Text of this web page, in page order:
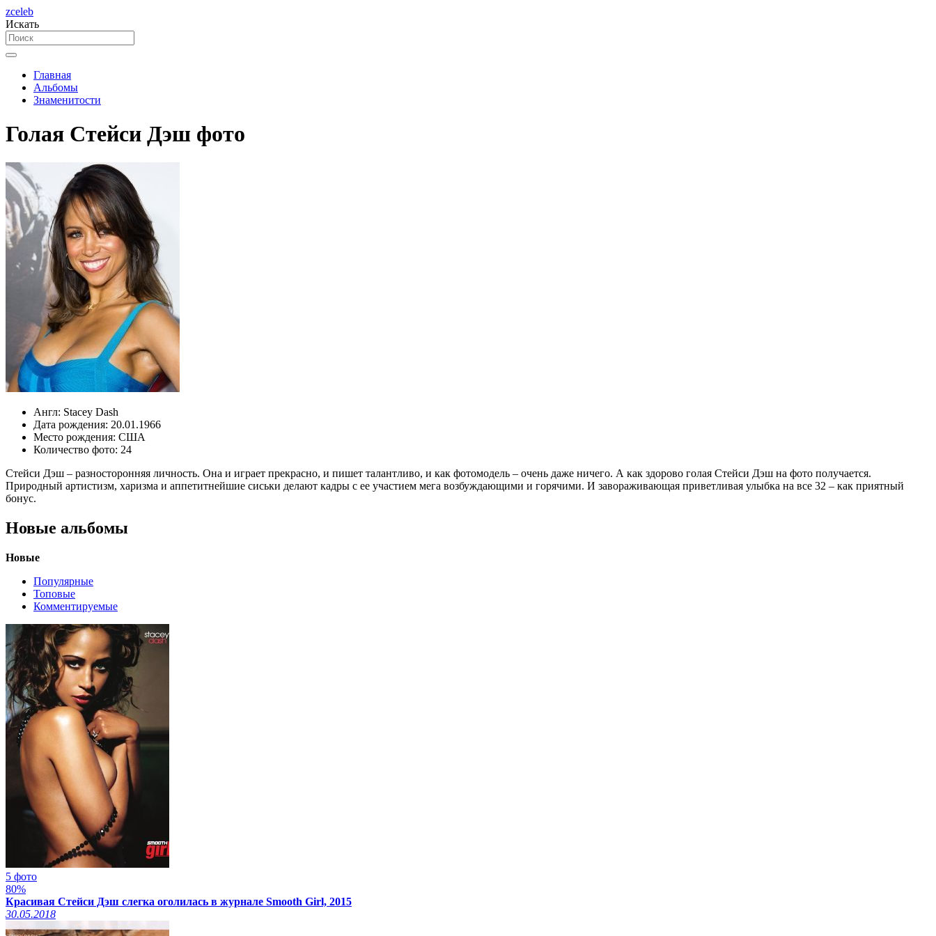
zceleb
Искать
Главная
Альбомы
Знаменитости
Голая Стейси Дэш фото
Англ: Stacey Dash
Дата рождения: 20.01.1966
Место рождения: США
Количество фото: 24
Стейси Дэш – разносторонняя личность. Она и играет прекрасно, и пишет талантливо, и как фотомодель – очень даже ничего. А как здорово голая Стейси Дэш на фото получается.
Природный артистизм, харизма и аппетитнейшие сиськи делают кадры с ее участием мега возбуждающими и горячими. И завораживающая приветливая улыбка на все 32 – как приятный
бонус.
Новые альбомы
Новые
Популярные
Топовые
Комментируемые
5 фото
80%
Красивая Стейси Дэш слегка оголилась в журнале Smooth Girl, 2015
30.05.2018